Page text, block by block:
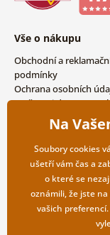
Vše o nákupu
Obchodní a
podmínky
Ochrana osobních
Možnosti dopravy a
Vrácení zboží
Na
Soubory cookies
ušetří vám čas a
o které se
oznámili, že jste
vašich